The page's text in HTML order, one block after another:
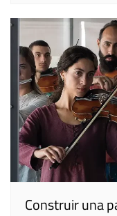
Construir una